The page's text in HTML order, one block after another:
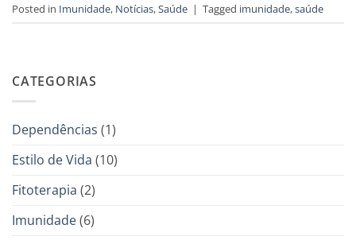
Posted in Imunidade, Notícias,Saúde | Tagged imunidade,saúde
CATEGORIAS
Dependências (1)
Estilo de Vida (10)
Fitoterapia (2)
Imunidade(6)